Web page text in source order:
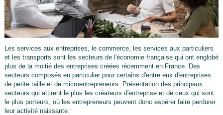
Les services aux entreprises, le commerce, les services aux particuliers
et les transports sont les secteurs de l'économie française qui ont englobé
plus de la moitié des entreprises créées récemment en France. Des
secteurs composés en particulier pour certains d'entre eux d'entreprises
de petite taille et de microentrepreneurs. Présentation des principaux
secteurs qui attirent le plus les créateurs d'entreprise et de ceux qui sont
le plus porteurs, où les entrepreneurs peuvent donc espérer faire perdurer
leur activité naissante.